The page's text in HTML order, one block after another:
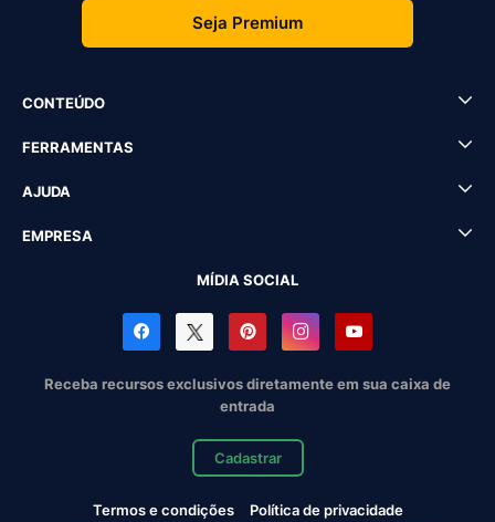
Seja Premium
CONTEÚDO
FERRAMENTAS
AJUDA
EMPRESA
MÍDIA SOCIAL
Receba recursos exclusivos diretamente em sua caixa de
entrada
Cadastrar
Termos e condições
Política de privacidade